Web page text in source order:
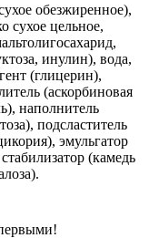
обезжиренное),
сухое цельное,
инулин), вода,
(глицерин),
(аскорбиновая
наполнитель
подсластитель
эмульгатор
(камедь